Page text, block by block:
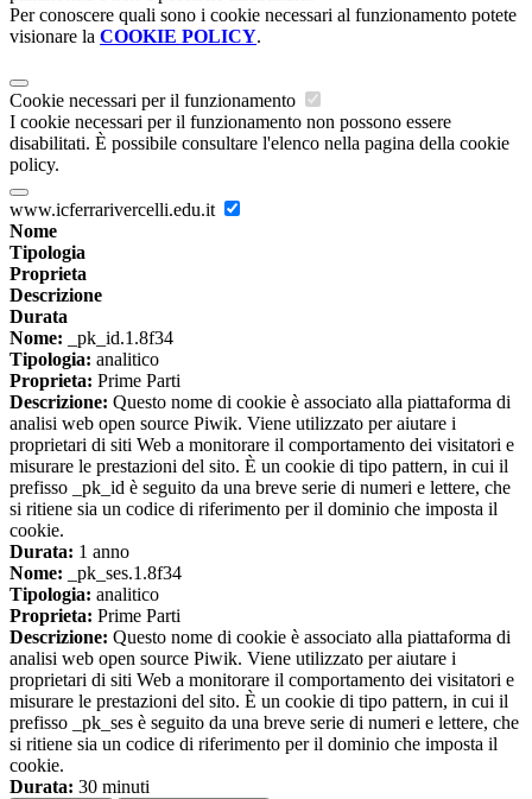
Per conoscere quali sono i cookie necessari al funzionamento potete
visionare la COOKIE POLICY.
Cookie necessari per il funzionamento
I cookie necessari per il funzionamento non possono essere
disabilitati. È possibile consultare l'elenco nella pagina della cookie
policy.
www.icferrarivercelli.edu.it
Nome
Tipologia
Proprieta
Descrizione
Durata
Nome: _pk_id.1.8f34
Tipologia: analitico
Proprieta: Prime Parti
Descrizione: Questo nome di cookie è associato alla piattaforma di
analisi web open source Piwik. Viene utilizzato per aiutare i
proprietari di siti Web a monitorare il comportamento dei visitatori e
misurare le prestazioni del sito. È un cookie di tipo pattern, in cui il
prefisso _pk_id è seguito da una breve serie di numeri e lettere, che
si ritiene sia un codice di riferimento per il dominio che imposta il
cookie.
Durata: 1 anno
Nome: _pk_ses.1.8f34
Tipologia: analitico
Proprieta: Prime Parti
Descrizione: Questo nome di cookie è associato alla piattaforma di
analisi web open source Piwik. Viene utilizzato per aiutare i
proprietari di siti Web a monitorare il comportamento dei visitatori e
misurare le prestazioni del sito. È un cookie di tipo pattern, in cui il
prefisso _pk_ses è seguito da una breve serie di numeri e lettere, che
si ritiene sia un codice di riferimento per il dominio che imposta il
cookie.
Durata: 30 minuti